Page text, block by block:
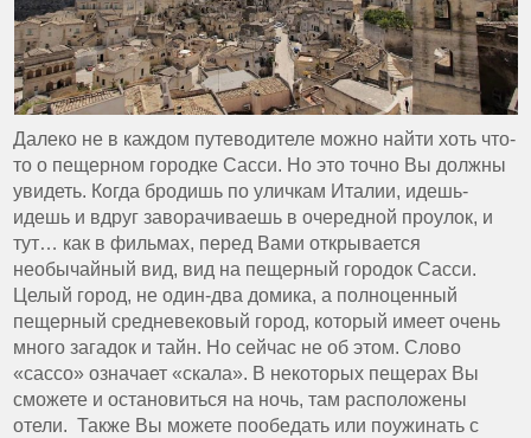
Далеко не в каждом путеводителе можно найти хоть что-
то о пещерном городке Сасси. Но это точно Вы должны
увидеть. Когда бродишь по уличкам Италии, идешь-
идешь и вдруг заворачиваешь в очередной проулок, и
тут… как в фильмах, перед Вами открывается
необычайный вид, вид на пещерный городок Сасси.
Целый город, не один-два домика, а полноценный
пещерный средневековый город, который имеет очень
много загадок и тайн. Но сейчас не об этом. Слово
«сассо» означает «скала». В некоторых пещерах Вы
сможете и остановиться на ночь, там расположены
отели. Также Вы можете пообедать или поужинать с